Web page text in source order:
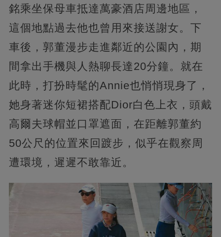
銘乘坐保母車抵達萬豪酒店周邊地區，
這個地點過去他也曾用來接送謝女。下
車後，郭董漫步走進鄰近的公園內，期
間拿出手機與人熱聊長達20分鐘。就在
此時，打扮時髦的Annie也悄悄現身了，
她身著迷你短裙搭配Dior白色上衣，頭戴
高爾夫球帽並口罩遮面，在距離郭董約
50公尺的位置來回踱步，似乎在觀察周
遭環境，遲遲不敢靠近。